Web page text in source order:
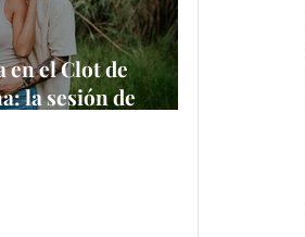
en el Clot de
la sesión de